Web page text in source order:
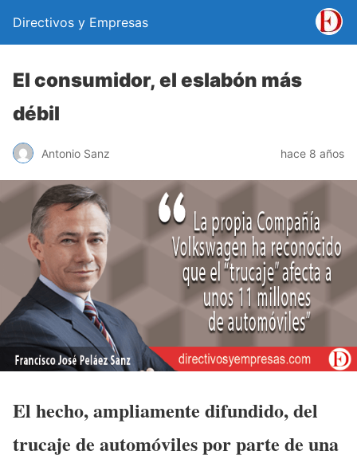
Directivos y Empresas
El consumidor, el eslabón más
débil
Antonio Sanz hace 8 años
El hecho, ampliamente difundido, del
trucaje de automóviles por parte de una